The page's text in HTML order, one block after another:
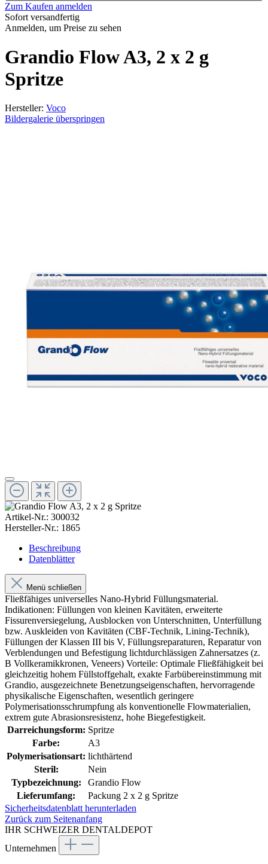
Zum Kaufen anmelden
Sofort versandfertig
Anmelden, um Preise zu sehen
Grandio Flow A3, 2 x 2 g
Spritze
Hersteller: Voco
Bildergalerie überspringen
Artikel-Nr.: 300032
Hersteller-Nr.: 1865
Beschreibung
Datenblätter
Menü schließen
Fließfähiges universelles Nano-Hybrid Füllungsmaterial.
Indikationen: Füllungen von kleinen Kavitäten, erweiterte
Fissurenversiegelung, Ausblocken von Unterschnitten, Unterfüllung
bzw. Auskleiden von Kavitäten (CBF-Technik, Lining-Technik),
Füllungen der Klassen III bis V, Füllungsreparaturen, Reparatur von
Verblendungen und Befestigung lichtdurchlässigen Zahnersatzes (z.
B Vollkeramikkronen, Veneers) Vorteile: Optimale Fließfähigkeit bei
gleichzeitig hohem Füllstoffgehalt, exakte Farbübereinstimmung mit
Grandio, ausgezeichnete Benetzungseigenschaften, hervorragende
physikalische Eigenschaften, wesentlich geringere
Polymerisationsschrumpfung als konventionelle Flowmaterialien,
extrem gute Abrasionsresistenz, hohe Biegefestigkeit.
Darreichungsform: Spritze
Farbe:
A3
Polymerisationsart: lichthärtend
Steril:
Nein
Typbezeichnung:
Grandio Flow
Lieferumfang:
Packung 2 x 2 g Spritze
Sicherheitsdatenblatt herunterladen
Zurück zum Seitenanfang
IHR SCHWEIZER DENTALDEPOT
Unternehmen